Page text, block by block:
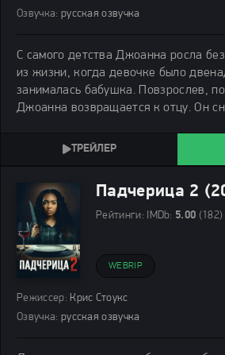
Озвучка: русская озвучка
С самого детства Джоанна росла
из жизни, когда девочке было
занималась бабушка. Повзрослев,
Джоанна возвращается к отцу. Он
бизнесом. Женщина и ее дети сперва
Падчерица 2
Рейтинги: IMDb: 5.00 (182)
WEBRIP
Режиссер: Крис Стоукс
Озвучка: русская озвучка